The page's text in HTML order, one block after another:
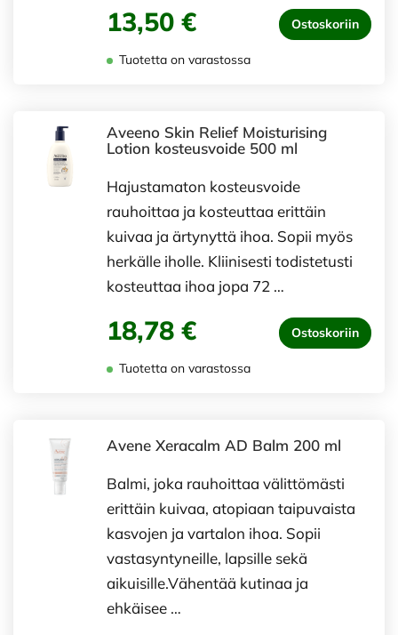
13,50 € Ostoskoriin
Tuotetta on varastossa
Aveeno Skin Relief Moisturising
Lotion kosteusvoide 500 ml
Hajustamaton kosteusvoide
rauhoittaa ja kosteuttaa erittäin
kuivaa ja ärtynyttä ihoa. Sopii myös
herkälle iholle. Kliinisesti todistetusti
kosteuttaa ihoa jopa 72 …
18,78 € Ostoskoriin
Tuotetta on varastossa
Avene Xeracalm AD Balm 200 ml
Balmi, joka rauhoittaa välittömästi
erittäin kuivaa, atopiaan taipuvaista
kasvojen ja vartalon ihoa. Sopii
vastasyntyneille, lapsille sekä
aikuisille.Vähentää kutinaa ja
ehkäisee …